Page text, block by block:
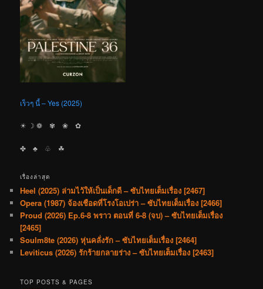
เร็วๆ นี้ – Yes (2025)
☀︎ ☽ ❁ ✾ ❀ ✿
✤ ♣︎ ♧ ☘︎
เรื่องล่าสุด
Heel (2025) ล่ามไว้ให้เป็นเด็กดี – ซับไทยเต็มเรื่อง [2467]
Opera (1987) จ้องเชือดที่โรงโอเปร่า – ซับไทยเต็มเรื่อง [2466]
Proud (2026) Ep.6-8 พราว ตอนที่ 6-8 (จบ) – ซับไทยเต็มเรื่อง
[2465]
Soulm8te (2026) หุ่นคลั่งรัก – ซับไทยเต็มเรื่อง [2464]
Leviticus (2026) รักร้ายกลายร่าง – ซับไทยเต็มเรื่อง [2463]
TOP POSTS & PAGES